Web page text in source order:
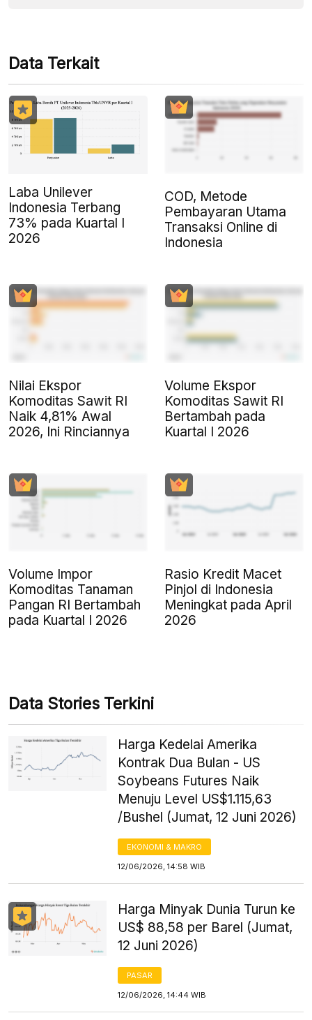
Data Terkait
Laba Unilever
Indonesia Terbang
73% pada Kuartal I
2026
COD, Metode
Pembayaran Utama
Transaksi Online di
Indonesia
Nilai Ekspor
Komoditas Sawit RI
Naik 4,81% Awal
2026, Ini Rinciannya
Volume Ekspor
Komoditas Sawit RI
Bertambah pada
Kuartal I 2026
Volume Impor
Komoditas Tanaman
Pangan RI Bertambah
pada Kuartal I 2026
Rasio Kredit Macet
Pinjol di Indonesia
Meningkat pada April
2026
Data Stories Terkini
Harga Kedelai Amerika
Kontrak Dua Bulan - US
Soybeans Futures Naik
Menuju Level US$1.115,63
/Bushel (Jumat, 12 Juni 2026)
EKONOMI & MAKRO
12/06/2026, 14:58 WIB
Harga Minyak Dunia Turun ke
US$ 88,58 per Barel (Jumat,
12 Juni 2026)
PASAR
12/06/2026, 14:44 WIB